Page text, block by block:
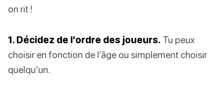
on rit !
1. Décidez de l’ordre des joueurs. Tu peux
choisir en fonction de l’âge ou simplement choisir
quelqu’un.